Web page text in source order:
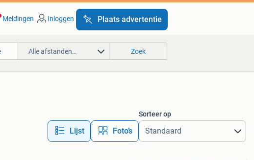
Meldingen Inloggen Plaats advertentie
Alle afstanden… Zoek
Lijst Foto’s
Sorteer op